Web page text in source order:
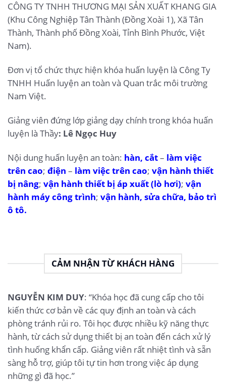
CÔNG TY TNHH THƯƠNG MẠI SẢN XUẤT KHANG GIA
(Khu Công Nghiệp Tân Thành (Đồng Xoài 1), Xã Tân
Thành, Thành phố Đồng Xoài, Tỉnh Bình Phước, Việt
Nam).
Đơn vị tổ chức thực hiện khóa huấn luyện là Công Ty
TNHH Huấn luyện an toàn và Quan trắc môi trường
Nam Việt.
Giảng viên đứng lớp giảng dạy chính trong khóa huấn
luyện là Thầy: Lê Ngọc Huy
Nội dung huấn luyện an toàn: hàn, cắt– làm việc
trên cao; điện – làm việc trên cao; vận hành thiết
bị nâng; vận hành thiết bị áp xuất (lò hơi); vận
hành máy công trình; vận hành, sửa chữa, bảo trì
ô tô.
CẢM NHẬN TỪ KHÁCH HÀNG
NGUYỄN KIM DUY: “Khóa học đã cung cấp cho tôi
kiến thức cơ bản về các quy định an toàn và cách
phòng tránh rủi ro. Tôi học được nhiều kỹ năng thực
hành, từ cách sử dụng thiết bị an toàn đến cách xử lý
tình huống khẩn cấp. Giảng viên rất nhiệt tình và sẵn
sàng hỗ trợ, giúp tôi tự tin hơn trong việc áp dụng
những gì đã học.”